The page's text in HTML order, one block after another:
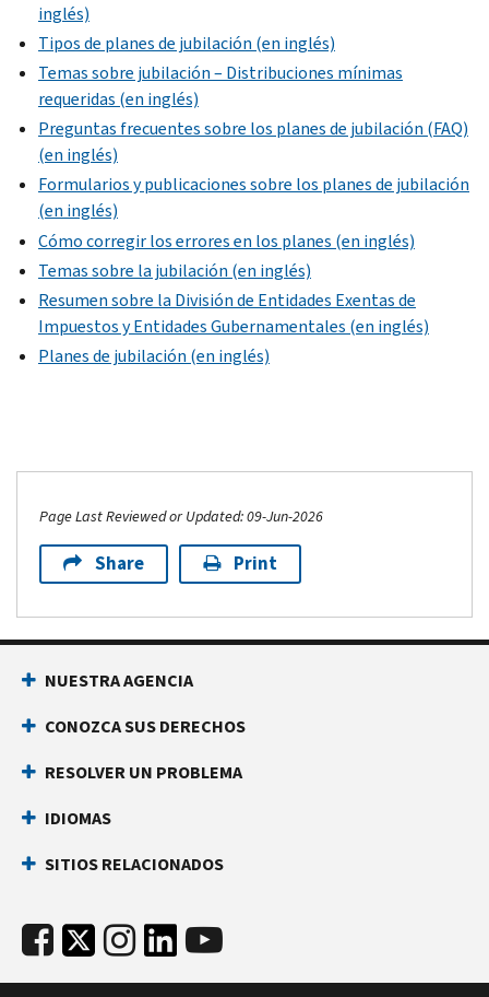
inglés)
Tipos de planes de jubilación (en inglés)
Temas sobre jubilación – Distribuciones mínimas
requeridas (en inglés)
Preguntas frecuentes sobre los planes de jubilación (FAQ)
(en inglés)
Formularios y publicaciones sobre los planes de jubilación
(en inglés)
Cómo corregir los errores en los planes (en inglés)
Temas sobre la jubilación (en inglés)
Resumen sobre la División de Entidades Exentas de
Impuestos y Entidades Gubernamentales (en inglés)
Planes de jubilación (en inglés)
Page Last Reviewed or Updated: 09-Jun-2026
Share Print
NUESTRA AGENCIA
CONOZCA SUS DERECHOS
RESOLVER UN PROBLEMA
IDIOMAS
SITIOS RELACIONADOS